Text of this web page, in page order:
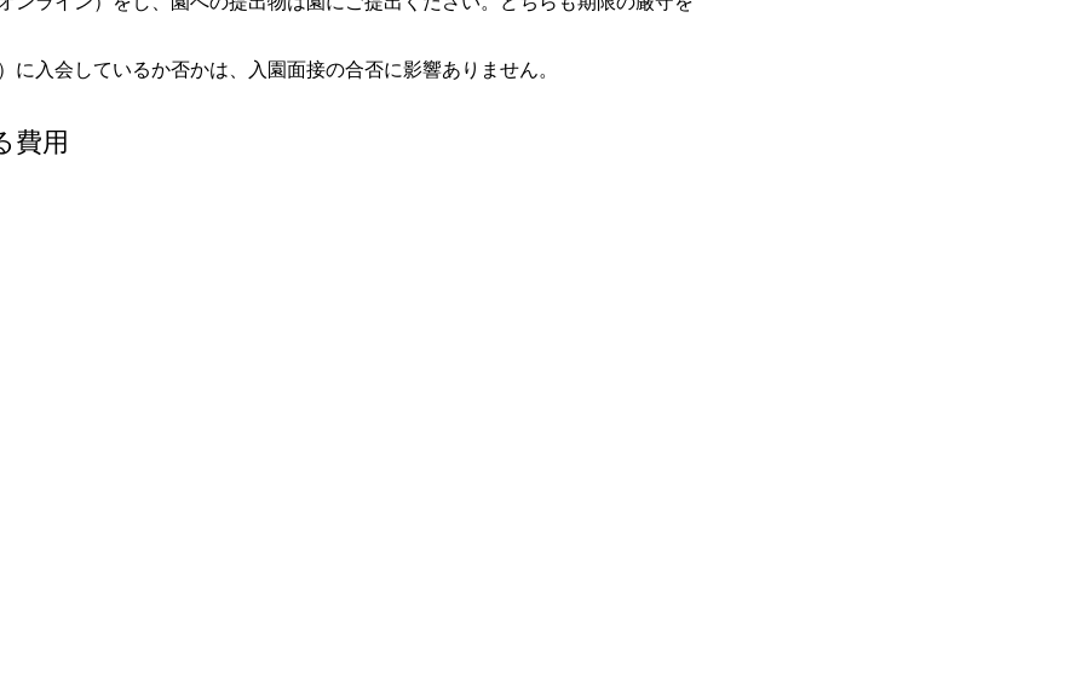
に入会しているか否かは、入園面接の合否に影響ありません。
費用